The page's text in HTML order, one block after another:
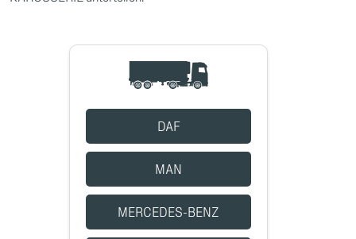
DAF
MAN
MERCEDES-BENZ